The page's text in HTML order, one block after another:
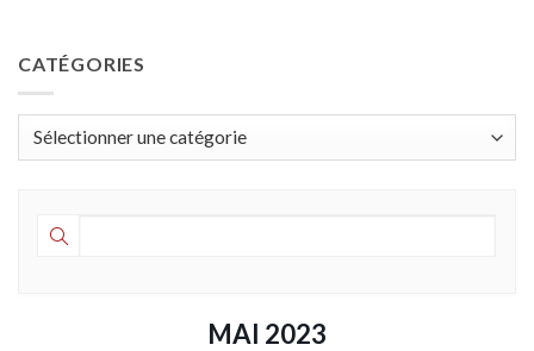
CATÉGORIES
Catégories
MAI 2023